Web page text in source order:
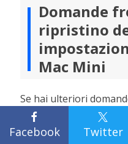

Facebook

Twitter
Domande
ripristino
Mac Mini
Se hai ulteriori
FAQ per aiutarti a